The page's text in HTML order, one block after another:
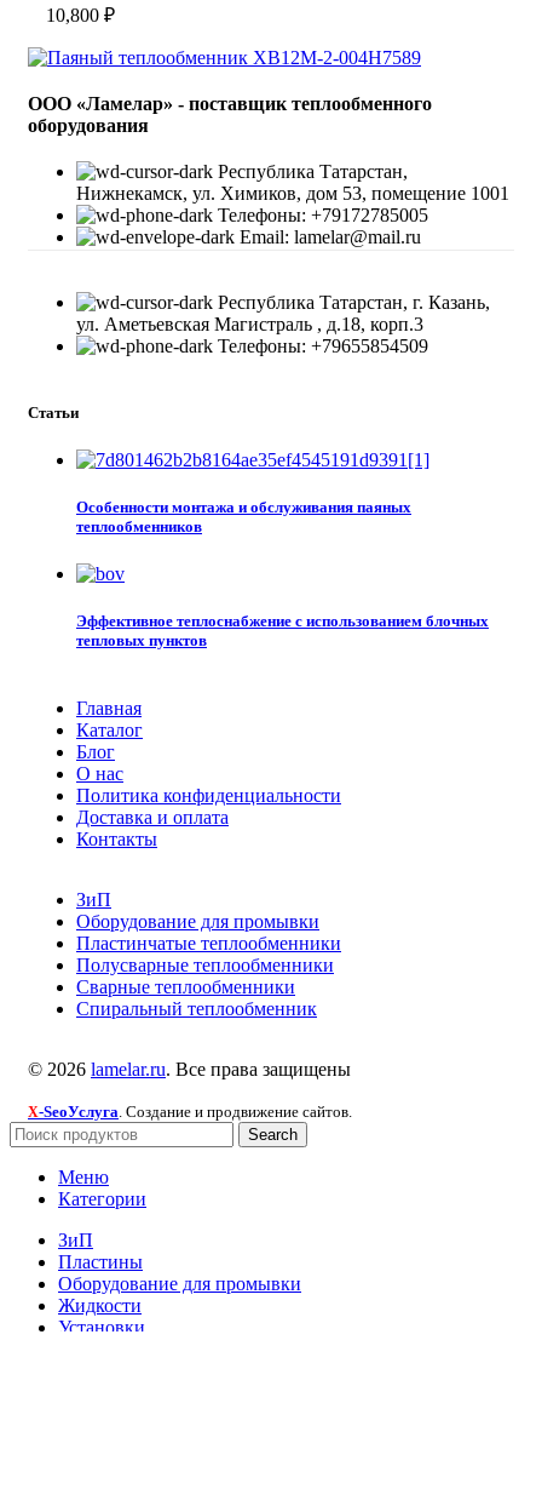
10,800 ₽
ООО «Ламелар» - поставщик теплообменного
оборудования
Республика Татарстан,
Нижнекамск, ул. Химиков, дом 53, помещение 1001
Телефоны: +79172785005
Email: lamelar@mail.ru
Республика Татарстан, г. Казань,
ул. Аметьевская Магистраль , д.18, корп.3
Телефоны: +79655854509
Статьи
Особенности монтажа и обслуживания паяных
теплообменников
Эффективное теплоснабжение с использованием блочных
тепловых пунктов
Главная
Каталог
Блог
О нас
Политика конфиденциальности
Доставка и оплата
Контакты
ЗиП
Оборудование для промывки
Пластинчатые теплообменники
Полусварные теплообменники
Сварные теплообменники
Спиральный теплообменник
© 2026 lamelar.ru. Все права защищены
X-SeoУслуга . Создание и продвижение сайтов.
Search
Меню
Категории
ЗиП
Пластины
Оборудование для промывки
Жидкости
Установки